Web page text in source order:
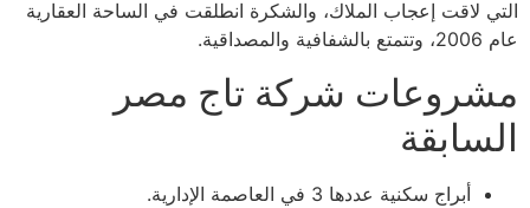
التي لاقت إعجاب الملاك، والشكرة انطلقت في الساحة العقارية
عام 2006، وتتمتع بالشفافية والمصداقية.
مشروعات شركة تاج مصر
السابقة
أبراج سكنية عددها 3 في العاصمة الإدارية.